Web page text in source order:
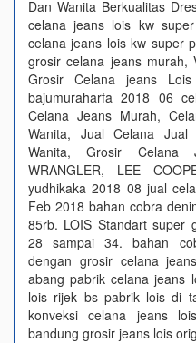
Dan Wanita Berkualitas
celana jeans lois kw
celana jeans lois kw super
grosir celana jeans murah,
Grosir Celana jeans
bajumuraharfa 2018 06
Celana Jeans Murah,
Wanita, Jual Celana
Wanita, Grosir Celana
WRANGLER, LEE
yudhikaka 2018 08 jual
Feb 2018 bahan cobra
85rb. LOIS Standart super
28 sampai 34. bahan
dengan grosir celana
abang pabrik celana jeans
lois rijek bs pabrik lois di
konveksi celana jeans
bandung grosir jeans lois